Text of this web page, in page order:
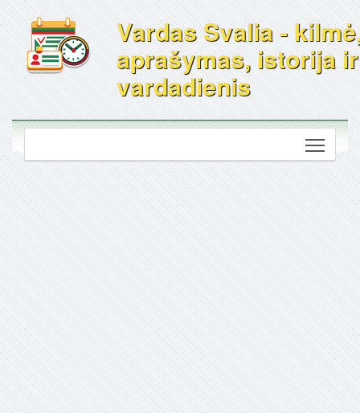
Vardas Svalia -
aprašymas, istorija ir
vardadienis